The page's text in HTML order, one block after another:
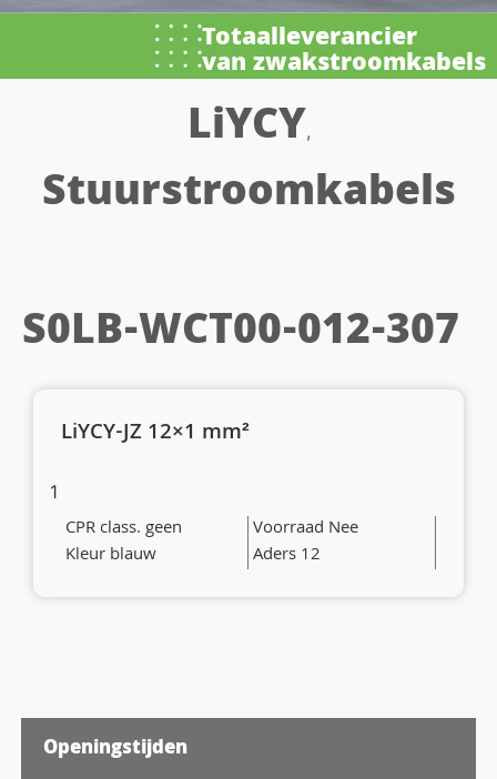
Totaalleverancier
van zwakstroomkabels
LiYCY,
Stuurstroomkabels
S0LB-WCT00-012-307
LiYCY-JZ 12×1 mm²
1
CPR class. geen
Voorraad Nee
Kleur blauw
Aders 12
Openingstijden